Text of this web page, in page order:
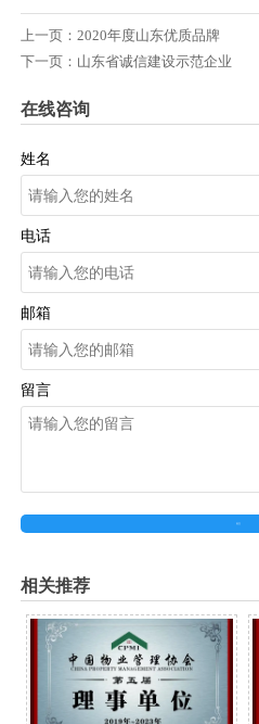
上一页： 2020年度山东优质品牌
下一页： 山东省诚信建设示范企业
在线咨询
姓名
电话
邮箱
留言
相关推荐